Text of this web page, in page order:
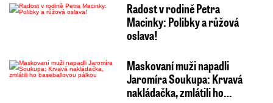
Radost v rodině Petra
Macinky: Polibky a růžová
oslava!
Maskovaní muži napadli
Jaromíra Soukupa: Krvavá
nakládačka, zmlátili ho…